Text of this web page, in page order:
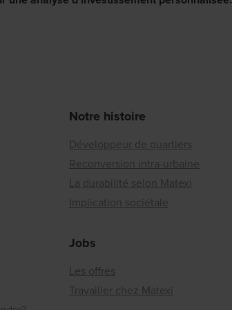
Notre histoire
Développeur de quartiers
Reconversion intra-urbaine
La durabilité selon Matexi
Implication sociétale
Jobs
Les offres
Travailler chez Matexi